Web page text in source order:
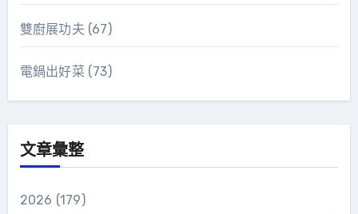
雙廚展功夫 (67)
電鍋出好菜 (73)
文章彙整
2026 (179)